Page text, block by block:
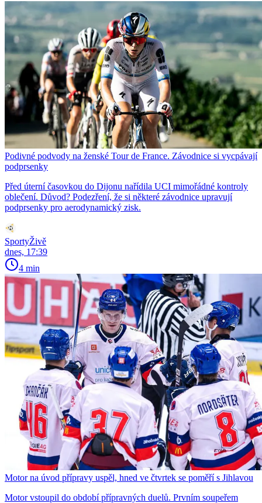
Podivné podvody na ženské Tour de France. Závodnice si vycpávají
podprsenky
Před úterní časovkou do Dijonu nařídila UCI mimořádné kontroly
oblečení. Důvod? Podezření, že si některé závodnice upravují
podprsenky pro aerodynamický zisk.
SportyŽivě
dnes, 17:39
4 min
Motor na úvod přípravy uspěl, hned ve čtvrtek se poměří s Jihlavou
Motor vstoupil do období přípravných duelů. Prvním soupeřem